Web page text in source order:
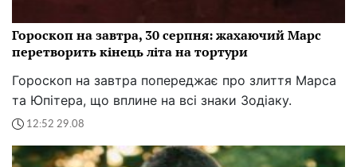
Гороскоп на завтра, 30 серпня: жахаючий Марс
перетворить кінець літа на тортури
Гороскоп на завтра попереджає про злиття Марса
та Юпітера, що вплине на всі знаки Зодіаку.
12:52 29.08